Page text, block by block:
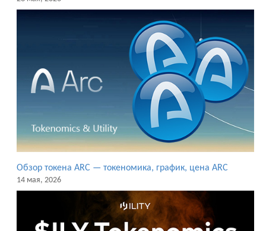
Обзор токена ARC — токеномика, график, цена ARC
14 мая, 2026